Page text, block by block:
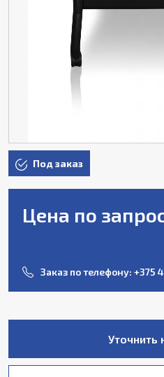
Под заказ
Цена по
Заказ по телефону: +375
Уточнить